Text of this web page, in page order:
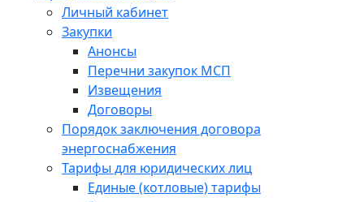
Личный кабинет
Закупки
Анонсы
Перечни закупок МСП
Извещения
Договоры
Порядок заключения договора
энергоснабжения
Тарифы для юридических лиц
Единые (котловые) тарифы